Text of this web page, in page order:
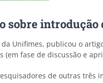
Unifimes, publicou o
(em fase de discussão e
de outras três